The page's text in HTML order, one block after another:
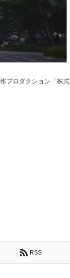
プロダクション「株式
RSS